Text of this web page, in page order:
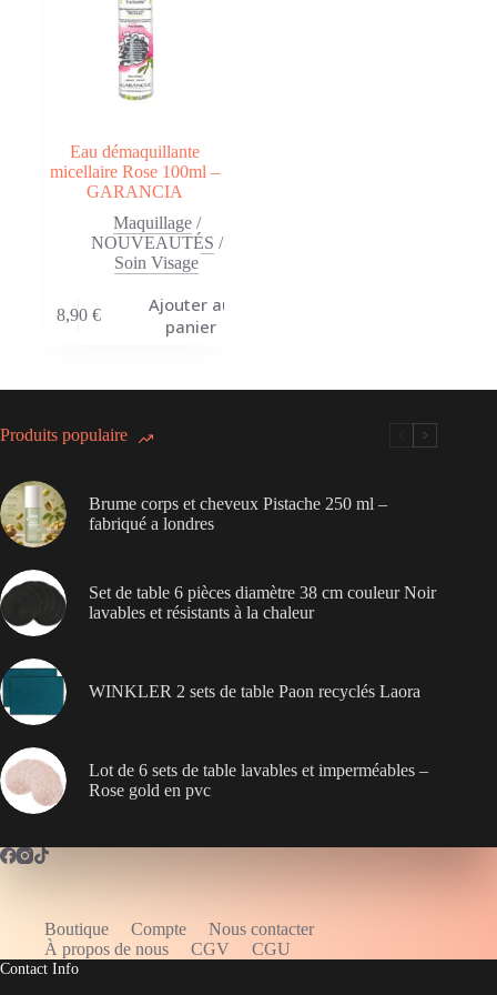
Eau démaquillante
micellaire Rose 100ml –
GARANCIA
Maquillage/
NOUVEAUTÉS /
Soin Visage
8,90 €
Ajouter au
panier
Produits populaire
Brume corps et cheveux Pistache 250 ml –
fabriqué a londres
Set de table 6 pièces diamètre 38 cm couleur Noir
lavables et résistants à la chaleur
WINKLER 2 sets de table Paon recyclés Laora
Lot de 6 sets de table lavables et imperméables –
Rose gold en pvc
Boutique Compte
Nous contacter
À propos de nous
CGV CGU
Contact Info
WELCOME5